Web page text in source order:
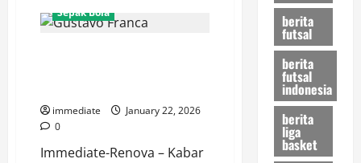
Brasil
di
Jakmania
Siap
Baru
Sepak Bola
immediate
January 22, 2026
0
Immediate-Renova – Kabar
berita
futsal
berita
futsal
indonesia
berita
liga
basket